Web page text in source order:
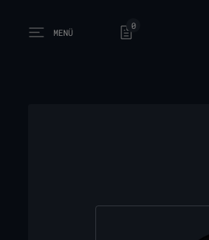
Open main menu
MENÜ
0